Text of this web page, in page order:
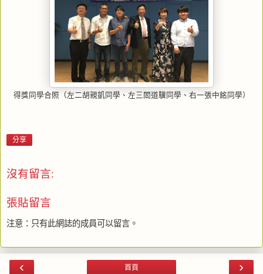
得獎同學合照（左二胡親凱同學、左三閻道驥同學、右一張中銘同學）
分享
沒有留言:
張貼留言
注意：只有此網誌的成員可以留言。
‹ ›
首頁